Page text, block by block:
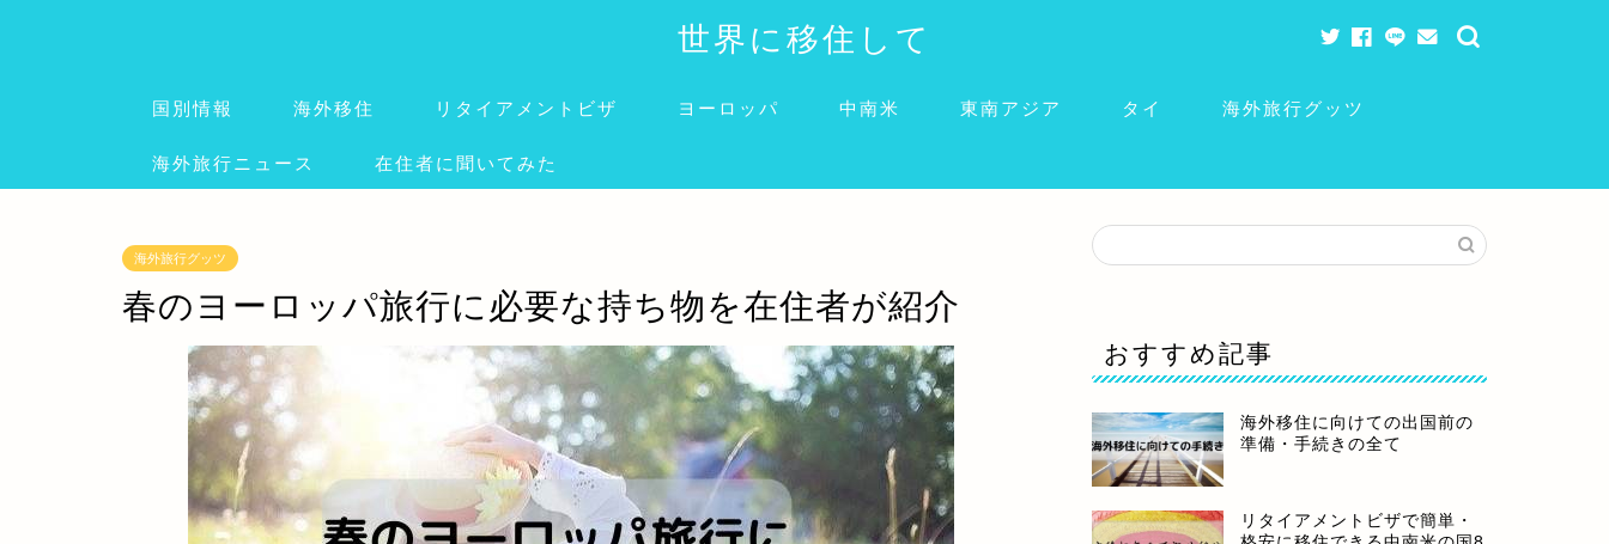
世界に移住して
国別情報 海外移住 リタイアメントビザ ヨーロッパ 中南米 東南アジア タイ 海外旅行グッツ
海外旅行ニュース 在住者に聞いてみた
海外旅行グッツ
春のヨーロッパ旅行に必要な持ち物を在住者が紹介
おすすめ記事
海外移住に向けての出国前の
準備・手続きの全て
リタイアメントビザで簡単・